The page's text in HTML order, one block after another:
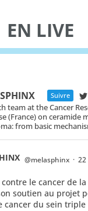
EN LIVE
Suivre
team at the Cancer
(France) on ceramide
from basic
@melasphinx · 22
le cancer de la
soutien au projet
cancer du sein